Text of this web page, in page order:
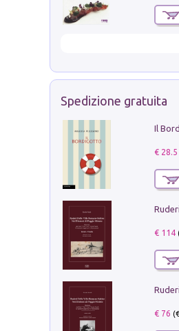
Spedizione gratuita
Il
€ 28.5
€ 114
€ 76